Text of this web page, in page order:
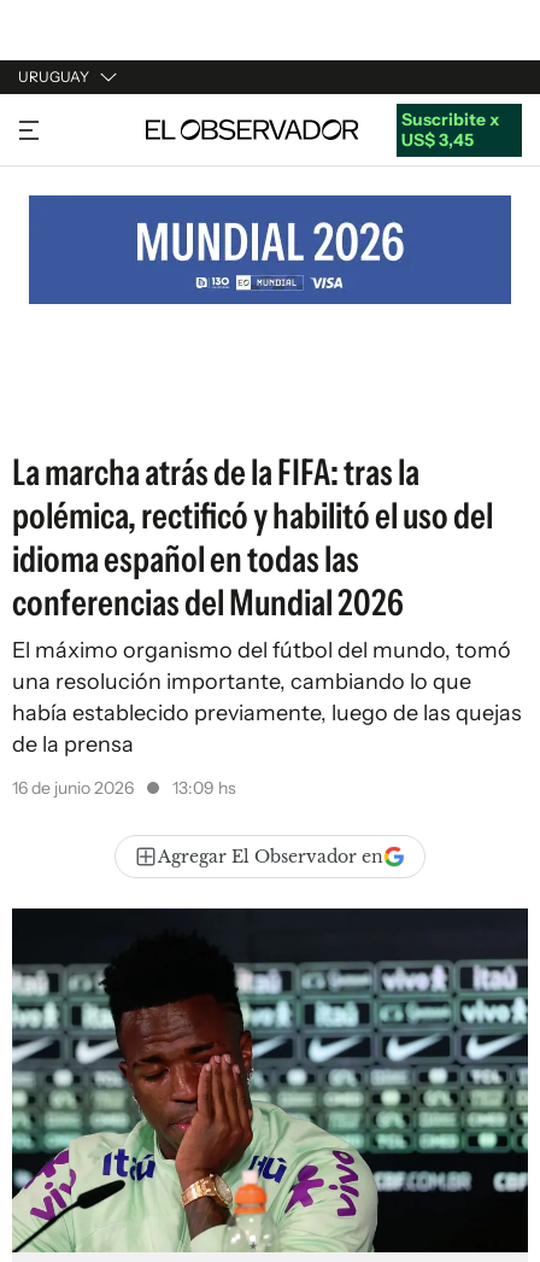
URUGUAY
URUGUAY
ARGENTINA
ESTADOS UNIDOS
Suscribite x
US$ 3,45
La marcha atrás de la FIFA: tras la
polémica, rectificó y habilitó el uso del
idioma español en todas las
conferencias del Mundial 2026
El máximo organismo del fútbol del mundo, tomó
una resolución importante, cambiando lo que
había establecido previamente, luego de las quejas
de la prensa
16 de junio 2026 13:09 hs
Agregar El Observador en